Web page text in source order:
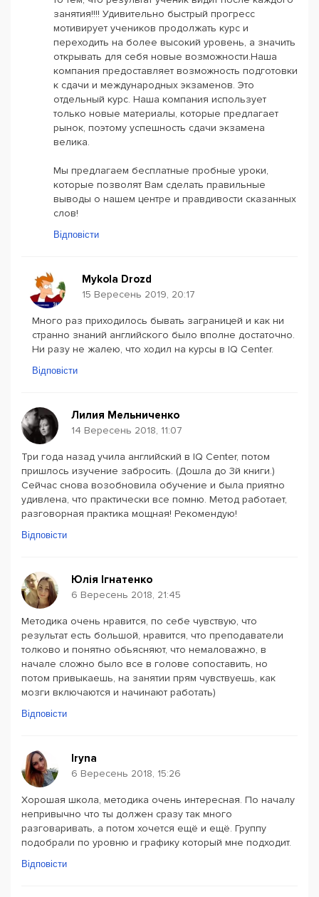
занятия!!!! Удивительно быстрый прогресс
мотивирует учеников продолжать курс и
переходить на более высокий уровень, а значить
открывать для себя новые возможности.Наша
компания предоставляет возможность подготовки
к сдачи и международных экзаменов. Это
отдельный курс. Наша компания использует
только новые материалы, которые предлагает
рынок, поэтому успешность сдачи экзамена
велика.
Мы предлагаем бесплатные пробные уроки,
которые позволят Вам сделать правильные
выводы о нашем центре и правдивости сказанных
слов!
Відповісти
Mykola Drozd
15 Вересень 2019, 20:17
Много раз приходилось бывать заграницей и как ни
странно знаний английского было вполне достаточно.
Ни разу не жалею, что ходил на курсы в IQ Center.
Відповісти
Лилия Мельниченко
14 Вересень 2018, 11:07
Три года назад учила английский в IQ Center, потом
пришлось изучение забросить. (Дошла до 3й книги.)
Сейчас снова возобновила обучение и была приятно
удивлена, что практически все помню. Метод работает,
разговорная практика мощная! Рекомендую!
Відповісти
Юлія Ігнатенко
6 Вересень 2018, 21:45
Методика очень нравится, по себе чувствую, что
результат есть большой, нравится, что преподаватели
толково и понятно обьясняют, что немаловажно, в
начале сложно было все в голове сопоставить, но
потом привыкаешь, на занятии прям чувствуешь, как
мозги включаются и начинают работать)
Відповісти
Iryna
6 Вересень 2018, 15:26
Хорошая школа, методика очень интересная. По началу
непривычно что ты должен сразу так много
разговаривать, а потом хочется ещё и ещё. Группу
подобрали по уровню и графику который мне подходит.
Відповісти